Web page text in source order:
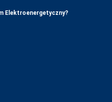
Elektroenergetyczny?